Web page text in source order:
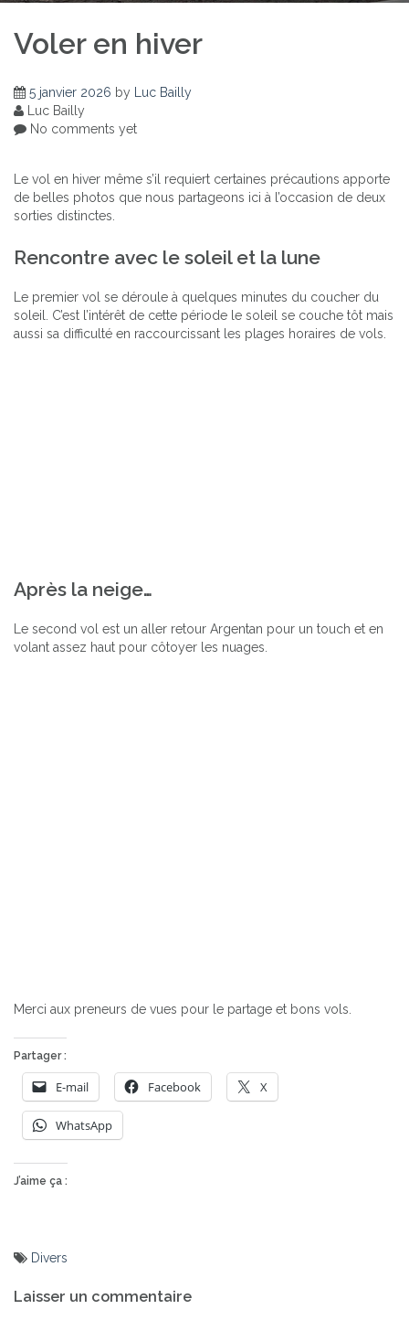
Voler en hiver
5 janvier 2026 by Luc Bailly
Luc Bailly
No comments yet
Le vol en hiver même s’il requiert certaines précautions apporte
de belles photos que nous partageons ici à l’occasion de deux
sorties distinctes.
Rencontre avec le soleil et la lune
Le premier vol se déroule à quelques minutes du coucher du
soleil. C’est l’intérêt de cette période le soleil se couche tôt mais
aussi sa difficulté en raccourcissant les plages horaires de vols.
Après la neige…
Le second vol est un aller retour Argentan pour un touch et en
volant assez haut pour côtoyer les nuages.
Merci aux preneurs de vues pour le partage et bons vols.
Partager :
E-mail Facebook X
WhatsApp
J’aime ça :
Divers
de
Laisser un commentaire